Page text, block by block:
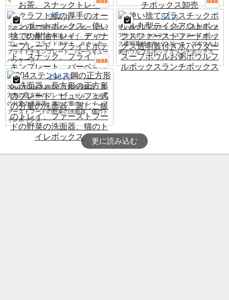
257 円
クラフト紙の厚手のオープンボートボッ
クス、使い捨ての耐油トレイ、ディナー
プレート、フライドポテト、スナック、
フライドチキンプレート、バーベキュー
パッケージ
84 円
使い捨てプラスチックボウル丸型テイク
アウトボックスファーストフードボック
ス透明蓋付き氷パウダースープボウルお
粥ボウルフルボックスランチボックス
196 円
304ステンレス鋼の正方形の洗面器、長
方形の正方形のプレート、ビュッフェ式
の分量の洗面器、蒸しご飯のトレイ、フ
ァーストフードの野菜の洗面器、猫のト
イレボックス
更に読み込む